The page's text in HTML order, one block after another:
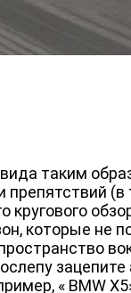
таким
препятствий
которые не
« BMW